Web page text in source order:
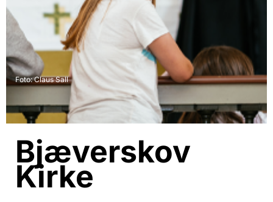
Foto: Claus Sall
Bjæverskov
Kirke